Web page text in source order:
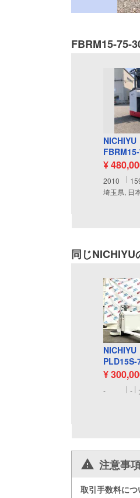
FBRM15-75-
NICHIYU
¥
2010
埼玉県, 日
同じNICHIYU
NICHIYU
PLD15S-
¥
- -
注意事
取引手数料につ